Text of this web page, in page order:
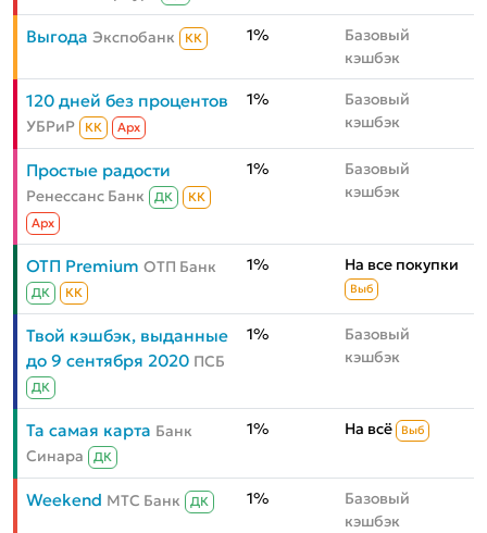
Выгода Экспобанк КК 1%
Базовый
кэшбэк
120 дней без процентов
УБРиР КК Aрх
1%
Базовый
кэшбэк
Простые радости
Ренессанс Банк ДК
КК
Aрх
1%
Базовый
кэшбэк
ОТП Premium ОТП Банк
ДК КК
1% На все покупки
Выб
Твой кэшбэк, выданные
до 9 сентября 2020 ПСБ
ДК
1%
Базовый
кэшбэк
Та самая карта Банк
Синара
ДК
1% На всё Выб
Weekend МТС Банк ДК 1%
Базовый
кэшбэк